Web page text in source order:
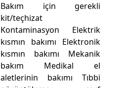
Bakım için gerekli
kit/teçhizat
Kontaminasyon Elektrik
kısmın bakımı Elektronik
kısmın bakımı Mekanik
bakım Medikal el
aletlerinin bakımı Tıbbi